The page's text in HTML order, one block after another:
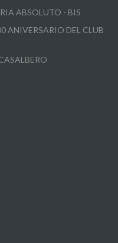
ABSOLUTO - BIS
ANIVERSARIO DEL CLUB